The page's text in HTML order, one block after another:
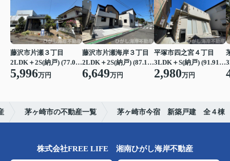
藤沢市片瀬３丁目
2LDK＋2S(納戸) (77.07㎡)
5,996万円
藤沢市片瀬海岸３丁目
2LDK＋2S(納戸) (87.15㎡)
6,649万円
平塚市四之宮４丁目
3LDK＋S(納戸) (91.91㎡)
2,980万円
茅ヶ崎市の不動産一覧 茅ヶ崎市今宿 新築戸建 全４棟
株式会社FREE LIFE 湘南ひがし海岸不動産